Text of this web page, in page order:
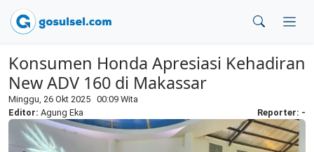
Konsumen Honda Apresiasi Kehadiran
New ADV 160 di Makassar
Minggu, 26 Okt 2025 00:09 Wita
Editor: Agung Eka Reporter: -